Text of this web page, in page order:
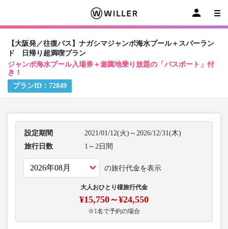
【大阪発／往復バス】ナガシマジャンボ海水プール＋スパーラン
ド 日帰り超満喫プラン
ジャンボ海水プール入場券＋遊園地乗り放題の「パスポート」付
き！
プランID： 72849
設定期間
2021/01/12(火)～2026/12/31(木)
旅行日数
1～2日間
の旅行代金を表示
大人おひとり様旅行代金
¥15,750～¥24,550
※1名で予約の場合